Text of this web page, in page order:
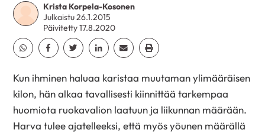
Krista Korpela-Kosonen
Julkaistu 26.1.2015
Päivitetty 17.8.2020
Jaa Whatsapp
Jaa Facebook
Jaa TwitterJaa Linkedin
Jaa EmailJaa Print
Kun ihminen haluaa karistaa muutaman ylimääräisen
kilon, hän alkaa tavallisesti kiinnittää tarkempaa
huomiota ruokavalion laatuun ja liikunnan määrään.
Harva tulee ajatelleeksi, että myös yöunen määrällä